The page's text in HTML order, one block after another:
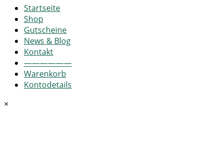
Startseite
Shop
Gutscheine
News & Blog
Kontakt
——————
Warenkorb
Kontodetails
×